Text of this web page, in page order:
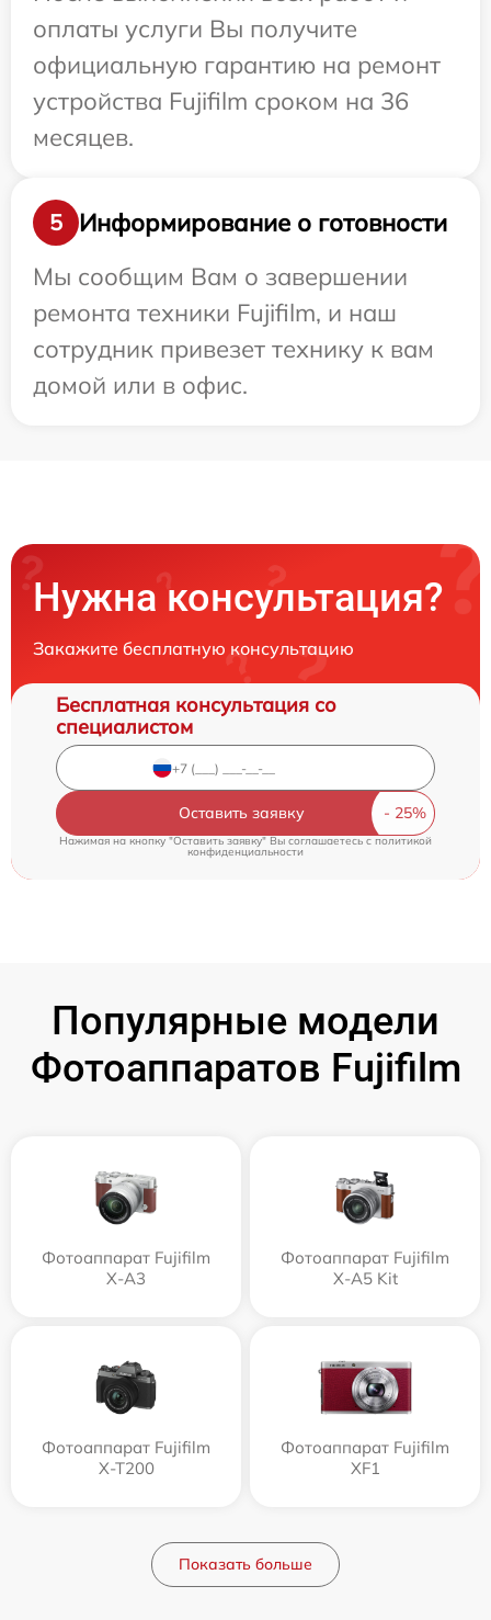
оплаты услуги Вы получите
официальную гарантию на ремонт
устройства Fujifilm сроком на 36
месяцев.
5
Информирование о готовности
Мы сообщим Вам о завершении
ремонта техники Fujifilm, и наш
сотрудник привезет технику к вам
домой или в офис.
Нужна консультация?
Закажите бесплатную консультацию
Бесплатная консультация со
специалистом
Оставить заявку
Нажимая на кнопку "Оставить заявку" Вы соглашаетесь c политикой
конфиденциальности
Популярные модели
Фотоаппаратов Fujifilm
Фотоаппарат Fujifilm
X-A3
Фотоаппарат Fujifilm
X-A5 Kit
Фотоаппарат Fujifilm
X-T200
Фотоаппарат Fujifilm
XF1
Показать больше